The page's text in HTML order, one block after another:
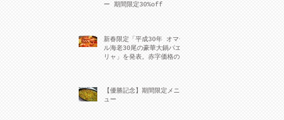
ー 期間限定30%off
新春限定「平成30年 オマー
ル海老30尾の豪華大鍋パエ
リャ」を発表。赤字価格の
【優勝記念】期間限定メニ
ュー